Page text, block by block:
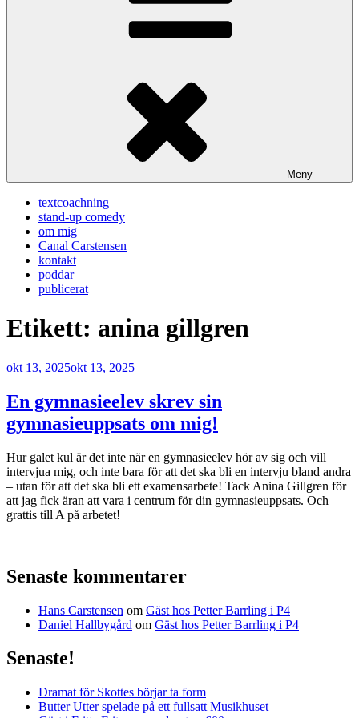
Meny
textcoachning
stand-up comedy
om mig
Canal Carstensen
kontakt
poddar
publicerat
Etikett: anina gillgren
Publicerat
okt 13, 2025okt 13, 2025
En gymnasieelev skrev sin
gymnasieuppsats om mig!
Hur galet kul är det inte när en gymnasieelev hör av sig och vill
intervjua mig, och inte bara för att det ska bli en intervju bland andra
– utan för att det ska bli ett examensarbete! Tack Anina Gillgren för
att jag fick äran att vara i centrum för din gymnasieuppsats. Och
grattis till A på arbetet!
Senaste kommentarer
Hans Carstensen om Gäst hos Petter Barrling i P4
Daniel Hallbygård om Gäst hos Petter Barrling i P4
Senaste!
Dramat för Skottes börjar ta form
Butter Utter spelade på ett fullsatt Musikhuset